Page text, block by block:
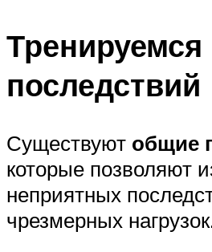
Тренируемся
последствий
Существуют общие
которые позволяют
неприятных
чрезмерных